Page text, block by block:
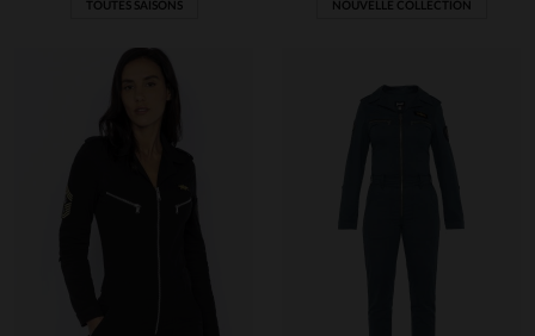
TOUTES SAISONS NOUVELLE COLLECTION